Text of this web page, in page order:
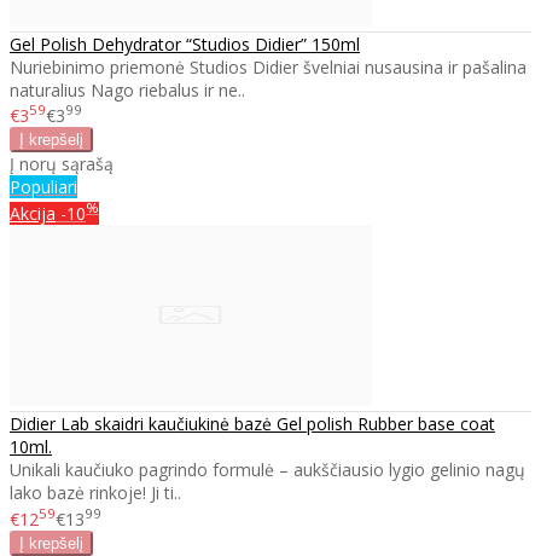
Gel Polish Dehydrator “Studios Didier” 150ml
Nuriebinimo priemonė Studios Didier švelniai nusausina ir pašalina
naturalius Nago riebalus ir ne..
€359€399
Į norų sąrašą
Populiari
Akcija -10%
Didier Lab skaidri kaučiukinė bazė Gel polish Rubber base coat
10ml.
Unikali kaučiuko pagrindo formulė – aukščiausio lygio gelinio nagų
lako bazė rinkoje! Ji ti..
€1259€1399